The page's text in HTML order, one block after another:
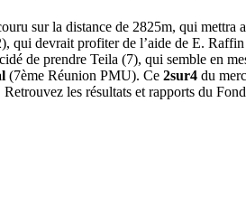
sur la distance de 2825m, qui mettra
qui devrait profiter de l’aide de E.
de prendre Teila (7), qui semble en
(7ème Réunion PMU). Ce 2sur4 du
Retrouvez les résultats et rapports du